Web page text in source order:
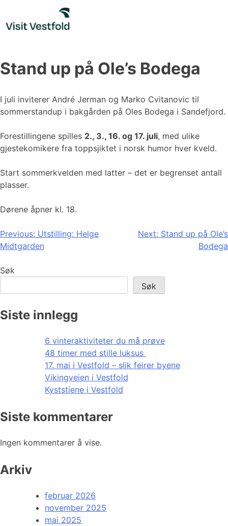
content
Stand up på Ole’s Bodega
I juli inviterer André Jerman og Marko Cvitanovic til
sommerstandup i bakgården på Oles Bodega i Sandefjord.
Forestillingene spilles 2., 3., 16. og 17. juli, med ulike
gjestekomikere fra toppsjiktet i norsk humor hver kveld.
Start sommerkvelden med latter – det er begrenset antall
plasser.
Dørene åpner kl. 18.
Innleggsnavigasjon
Previous: Utstilling: Helge
Midtgarden
Next: Stand up på Ole’s
Bodega
Søk
Søk
Siste innlegg
6 vinteraktiviteter du må prøve
48 timer med stille luksus
17. mai i Vestfold – slik feirer byene
Vikingveien i Vestfold
Kyststiene i Vestfold
Siste kommentarer
Ingen kommentarer å vise.
Arkiv
februar 2026
november 2025
mai 2025